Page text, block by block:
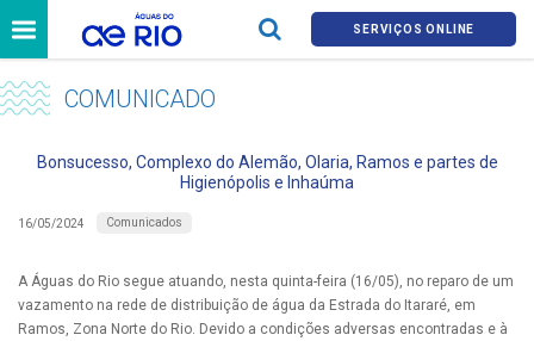
SERVIÇOS ONLINE
COMUNICADO
Bonsucesso, Complexo do Alemão, Olaria, Ramos e partes de
Higienópolis e Inhaúma
16/05/2024 Comunicados
A Águas do Rio segue atuando, nesta quinta-feira (16/05), no reparo de um
vazamento na rede de distribuição de água da Estrada do Itararé, em
Ramos, Zona Norte do Rio. Devido a condições adversas encontradas e à